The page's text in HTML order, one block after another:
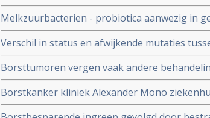
met meer dan de helft in de nacht bij
gebruiken en verbetert daardoor het slapen
Melkzuurbacterien - probiotica aanwezig in
tegen borstkanker blijkt uit kleinschalige
Verschil in status en afwijkende mutaties
borstkanker komt vaker voor - ca. 20
profile studie
Borsttumoren vergen vaak andere
opinion aldus het Alexander Monro
Borstkanker kliniek Alexander Mono
de deuren. Ziektekosten verzekeraars